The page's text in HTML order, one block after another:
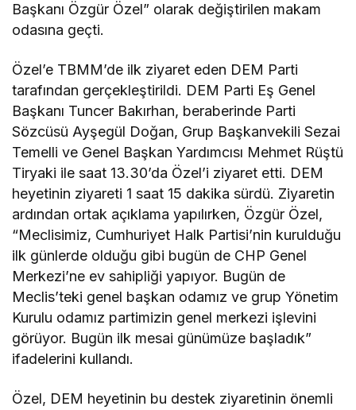
Başkanı Özgür Özel” olarak değiştirilen makam
odasına geçti.
Özel’e TBMM’de ilk ziyaret eden DEM Parti
tarafından gerçekleştirildi. DEM Parti Eş Genel
Başkanı Tuncer Bakırhan, beraberinde Parti
Sözcüsü Ayşegül Doğan, Grup Başkanvekili Sezai
Temelli ve Genel Başkan Yardımcısı Mehmet Rüştü
Tiryaki ile saat 13.30’da Özel’i ziyaret etti. DEM
heyetinin ziyareti 1 saat 15 dakika sürdü. Ziyaretin
ardından ortak açıklama yapılırken, Özgür Özel,
“Meclisimiz, Cumhuriyet Halk Partisi’nin kurulduğu
ilk günlerde olduğu gibi bugün de CHP Genel
Merkezi’ne ev sahipliği yapıyor. Bugün de
Meclis’teki genel başkan odamız ve grup Yönetim
Kurulu odamız partimizin genel merkezi işlevini
görüyor. Bugün ilk mesai günümüze başladık”
ifadelerini kullandı.
Özel, DEM heyetinin bu destek ziyaretinin önemli